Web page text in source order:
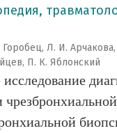
Горобец, Л. И.
П. К. Яблонский